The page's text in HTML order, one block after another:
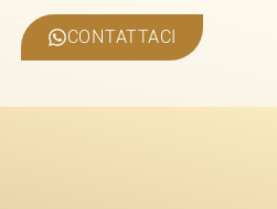
CONTATTACI